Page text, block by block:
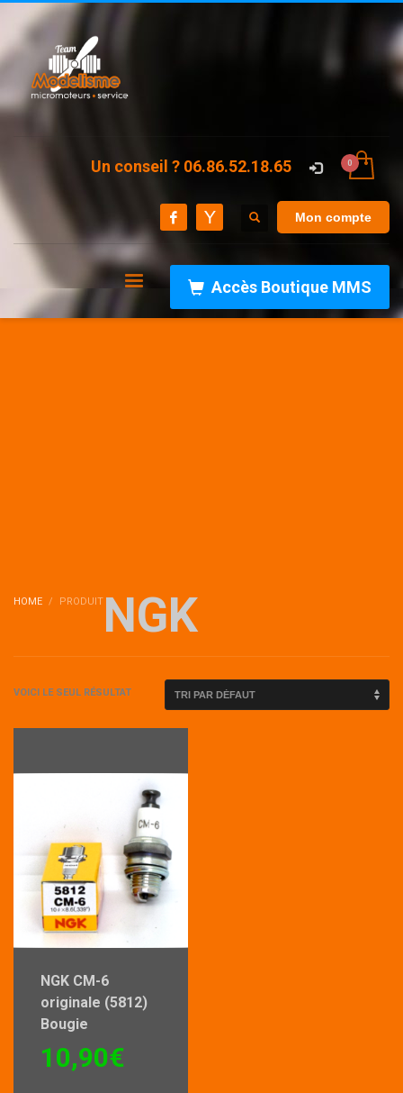
Un conseil ? 06.86.52.18.65
Mon compte
Accès Boutique MMS
HOME PRODUIT NGK
VOICI LE SEUL RÉSULTAT
NGK CM-6
originale (5812)
Bougie
10,90€